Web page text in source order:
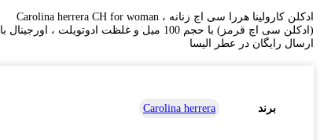
ادکلن کارولینا هررا سی اچ زنانه ، Carolina herrera CH for woman
(ادکلن سی اچ قرمز) با حجم 100 میل و غلظت ادوتویلت ، اورجینال با
ارسال رایگان در عطر الیسا
برند Carolina herrera